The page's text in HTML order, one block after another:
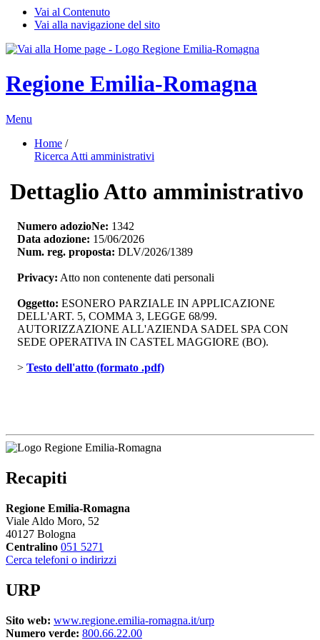
Vai al Contenuto
Vai alla navigazione del sito
Regione Emilia-Romagna
Menu
Home /
Ricerca Atti amministrativi
Dettaglio Atto amministrativo
Numero adozioNe: 1342
Data adozione: 15/06/2026
Num. reg. proposta: DLV/2026/1389
Privacy: Atto non contenente dati personali
Oggetto: ESONERO PARZIALE IN APPLICAZIONE
DELL'ART. 5, COMMA 3, LEGGE 68/99.
AUTORIZZAZIONE ALL'AZIENDA SADEL SPA CON
SEDE OPERATIVA IN CASTEL MAGGIORE (BO).
> Testo dell'atto (formato .pdf)
Recapiti
Regione Emilia-Romagna
Viale Aldo Moro, 52
40127 Bologna
Centralino 051 5271
Cerca telefoni o indirizzi
URP
Sito web: www.regione.emilia-romagna.it/urp
Numero verde: 800.66.22.00